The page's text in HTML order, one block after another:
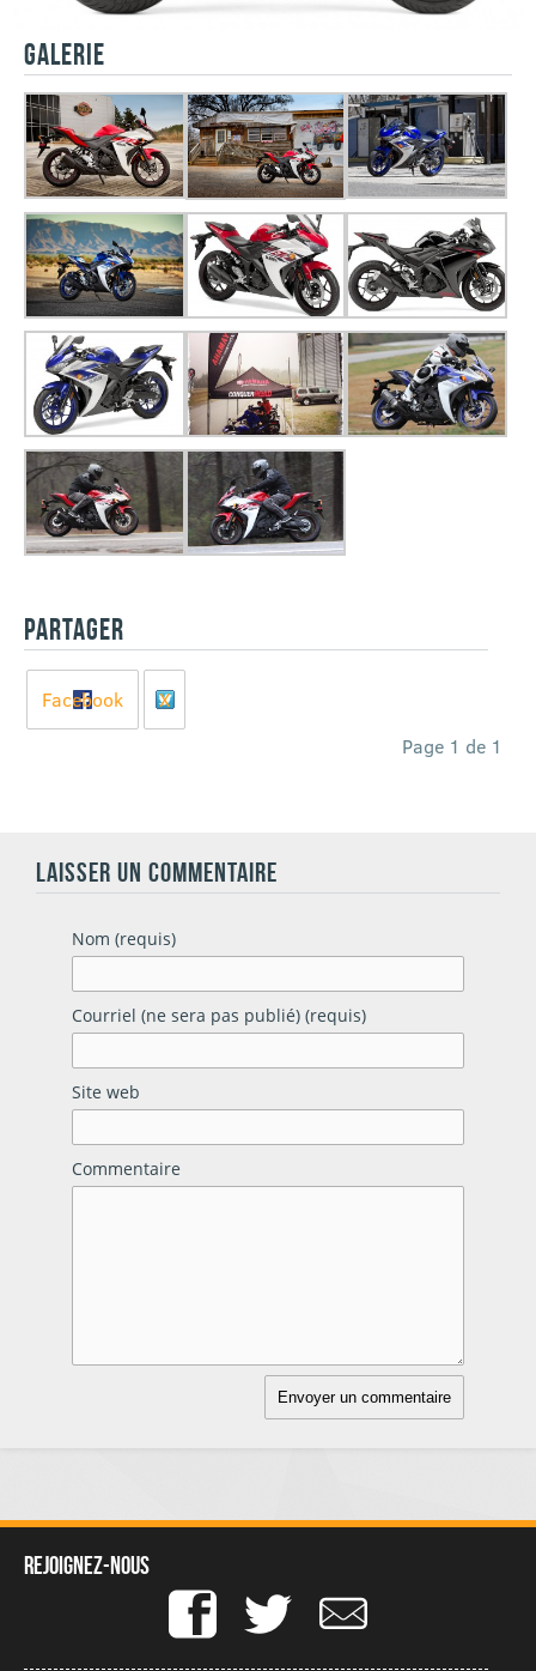
GALERIE
PARTAGER
Facebook
X
Page 1 de 1
LAISSER UN COMMENTAIRE
Nom (requis)
Courriel (ne sera pas publié) (requis)
Site web
Commentaire
Rejoignez-nous